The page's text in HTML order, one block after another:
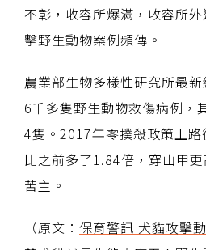
不彰，收容所爆滿，收容所
擊野生動物案例頻傳。
農業部生物多樣性研究所最
6千多隻野生動物救傷病例，
4隻。2017年零撲殺政策上
比之前多了1.84倍，穿山甲
苦主。
（原文： 保育警訊 犬貓攻擊